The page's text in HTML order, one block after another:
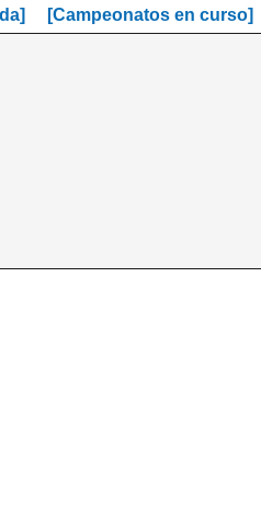
[Campeonatos en curso]